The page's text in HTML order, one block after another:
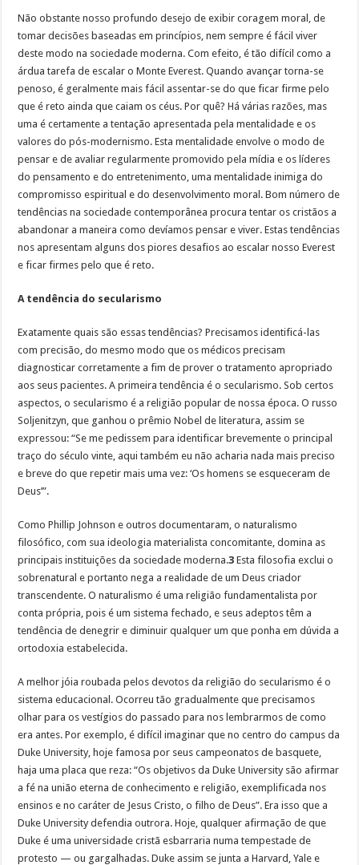
Não obstante nosso profundo desejo de exibir coragem moral, de
tomar decisões baseadas em princípios, nem sempre é fácil viver
deste modo na sociedade moderna. Com efeito, é tão difícil como a
árdua tarefa de escalar o Monte Everest. Quando avançar torna-se
penoso, é geralmente mais fácil assentar-se do que ficar firme pelo
que é reto ainda que caiam os céus. Por quê? Há várias razões, mas
uma é certamente a tentação apresentada pela mentalidade e os
valores do pós-modernismo. Esta mentalidade envolve o modo de
pensar e de avaliar regularmente promovido pela mídia e os líderes
do pensamento e do entretenimento, uma mentalidade inimiga do
compromisso espiritual e do desenvolvimento moral. Bom número de
tendências na sociedade contemporânea procura tentar os cristãos a
abandonar a maneira como devíamos pensar e viver. Estas tendências
nos apresentam alguns dos piores desafios ao escalar nosso Everest
e ficar firmes pelo que é reto.
A tendência do secularismo
Exatamente quais são essas tendências? Precisamos identificá-las
com precisão, do mesmo modo que os médicos precisam
diagnosticar corretamente a fim de prover o tratamento apropriado
aos seus pacientes. A primeira tendência é o secularismo. Sob certos
aspectos, o secularismo é a religião popular de nossa época. O russo
Soljenitzyn, que ganhou o prêmio Nobel de literatura, assim se
expressou: “Se me pedissem para identificar brevemente o principal
traço do século vinte, aqui também eu não acharia nada mais preciso
e breve do que repetir mais uma vez: ‘Os homens se esqueceram de
Deus’”.
Como Phillip Johnson e outros documentaram, o naturalismo
filosófico, com sua ideologia materialista concomitante, domina as
principais instituições da sociedade moderna.3 Esta filosofia exclui o
sobrenatural e portanto nega a realidade de um Deus criador
transcendente. O naturalismo é uma religião fundamentalista por
conta própria, pois é um sistema fechado, e seus adeptos têm a
tendência de denegrir e diminuir qualquer um que ponha em dúvida a
ortodoxia estabelecida.
A melhor jóia roubada pelos devotos da religião do secularismo é o
sistema educacional. Ocorreu tão gradualmente que precisamos
olhar para os vestígios do passado para nos lembrarmos de como
era antes. Por exemplo, é difícil imaginar que no centro do campus da
Duke University, hoje famosa por seus campeonatos de basquete,
haja uma placa que reza: “Os objetivos da Duke University são afirmar
a fé na união eterna de conhecimento e religião, exemplificada nos
ensinos e no caráter de Jesus Cristo, o filho de Deus”. Era isso que a
Duke University defendia outrora. Hoje, qualquer afirmação de que
Duke é uma universidade cristã esbarraria numa tempestade de
protesto — ou gargalhadas. Duke assim se junta a Harvard, Yale e